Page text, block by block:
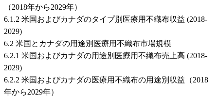
（2018年から2029年）
6.1.2 米国およびカナダのタイプ別医療用不織布収益 (2018-
2029)
6.2 米国とカナダの用途別医療用不織布市場規模
6.2.1 米国およびカナダの用途別医療用不織布売上高 (2018-
2029)
6.2.2 米国およびカナダの医療用不織布の用途別収益（2018
年から2029年）